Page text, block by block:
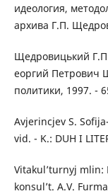
идеология,
архива Г.П.
Щедровицький
еоргий Петрович
политики, 1997. -
Avjerincjev S.
vid. - K.: DUH I
Vitakul’turnyj
konsul’t. A.V.